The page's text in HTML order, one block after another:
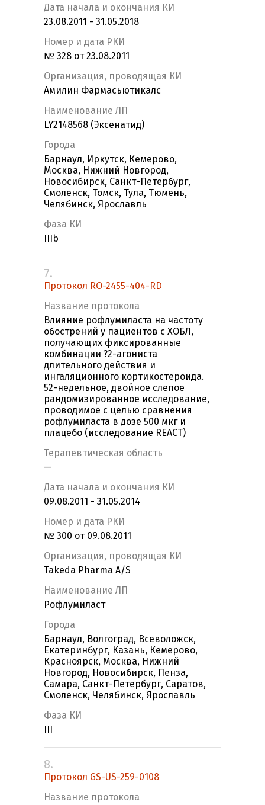
Дата начала и окончания КИ
23.08.2011 - 31.05.2018
Номер и дата РКИ
№ 328 от 23.08.2011
Организация, проводящая КИ
Амилин Фармасьютикалс
Наименование ЛП
LY2148568 (Эксенатид)
Города
Барнаул, Иркутск, Кемерово,
Москва, Нижний Новгород,
Новосибирск, Санкт-Петербург,
Смоленск, Томск, Тула, Тюмень,
Челябинск, Ярославль
Фаза КИ
IIIb
7.
Протокол RO-2455-404-RD
Название протокола
Влияние рофлумиласта на частоту
обострений у пациентов с ХОБЛ,
получающих фиксированные
комбинации ?2-агониста
длительного действия и
ингаляционного кортикостероида.
52-недельное, двойное слепое
рандомизированное исследование,
проводимое с целью сравнения
рофлумиласта в дозе 500 мкг и
плацебо (исследование REACT)
Терапевтическая область
—
Дата начала и окончания КИ
09.08.2011 - 31.05.2014
Номер и дата РКИ
№ 300 от 09.08.2011
Организация, проводящая КИ
Takeda Pharma A/S
Наименование ЛП
Рофлумиласт
Города
Барнаул, Волгоград, Всеволожск,
Екатеринбург, Казань, Кемерово,
Красноярск, Москва, Нижний
Новгород, Новосибирск, Пенза,
Самара, Санкт-Петербург, Саратов,
Смоленск, Челябинск, Ярославль
Фаза КИ
8.
Протокол GS-US-259-0108
Название протокола